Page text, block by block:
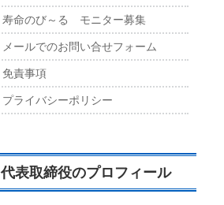
寿命のび～る モニター募集
メールでのお問い合せフォーム
免責事項
プライバシーポリシー
代表取締役のプロフィール